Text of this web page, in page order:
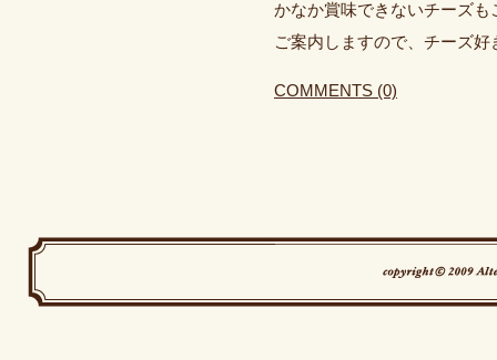
かなか賞味できないチーズ
ご案内しますので、チーズ
COMMENTS (0)